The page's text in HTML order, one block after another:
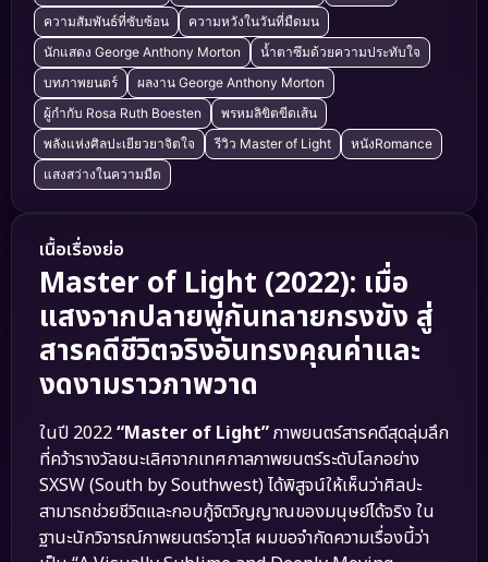
ความสัมพันธ์ที่ซับซ้อน
ความหวังในวันที่มืดมน
นักแสดง George Anthony Morton
น้ำตาซึมด้วยความประทับใจ
บทภาพยนตร์
ผลงาน George Anthony Morton
ผู้กำกับ Rosa Ruth Boesten
พรหมลิขิตขีดเส้น
พลังแห่งศิลปะเยียวยาจิตใจ
รีวิว Master of Light
หนังRomance
แสงสว่างในความมืด
เนื้อเรื่องย่อ
Master of Light (2022): เมื่อ
แสงจากปลายพู่กันทลายกรงขัง สู่
สารคดีชีวิตจริงอันทรงคุณค่าและ
งดงามราวภาพวาด
ในปี 2022“Master of Light”ภาพยนตร์สารคดีสุดลุ่มลึก
ที่คว้ารางวัลชนะเลิศจากเทศกาลภาพยนตร์ระดับโลกอย่าง
SXSW (South by Southwest) ได้พิสูจน์ให้เห็นว่าศิลปะ
สามารถช่วยชีวิตและกอบกู้จิตวิญญาณของมนุษย์ได้จริง ใน
ฐานะนักวิจารณ์ภาพยนตร์อาวุโส ผมขอจำกัดความเรื่องนี้ว่า